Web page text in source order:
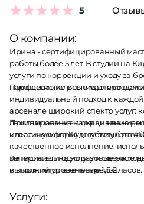
5
О компании:
Ирина - сертифицированный
работы более 5 лет. В студии на
услуги по коррекции и уходу за
наращивание ресниц для
Профессиональные мастера
индивидуальный подход к каждой
арсенале широкий спектр услуг:
ламинирование с окрашиванием
идеальную форму и густоту
Приглашаем на наращивание
классического 1D до объемного
качественное исполнение,
материалы и одноразовые
выполняется в течение 1,5-2 часов. Гарантированное 100%
заполнение без склеек - ваши
потрясающе!
Запишитесь на услугу и оцените
и высокий уровень сервиса.
Услуги: